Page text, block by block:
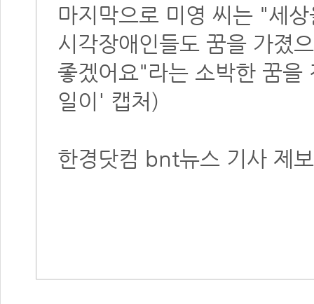
마지막으로 미영 씨는 "세
시각장애인들도 꿈을 가졌
좋겠어요"라는 소박한 꿈을
일이' 캡처)
한경닷컴 bnt뉴스 기사 제